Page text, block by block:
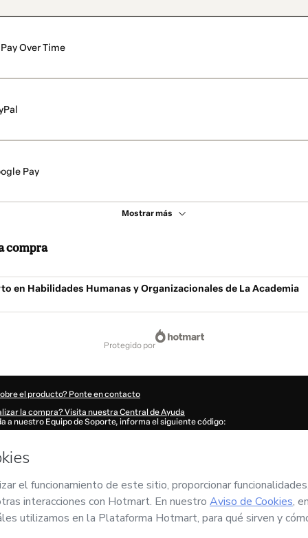
Pay Over Time
Pay
Mostrar más
compra
en Habilidades Humanas y Organizacionales de La Academia
protegido por
el producto? Ponte en contacto
la compra? Visita nuestra Central de Ayuda
a nuestro Equipo de Soporte, informa el siguiente código:
información automáticamente?
y no tiene responsabilidad por el contenido y/o control sobre él; (ii) acepto los
un tutor legal.
sobre tu compra aquí.